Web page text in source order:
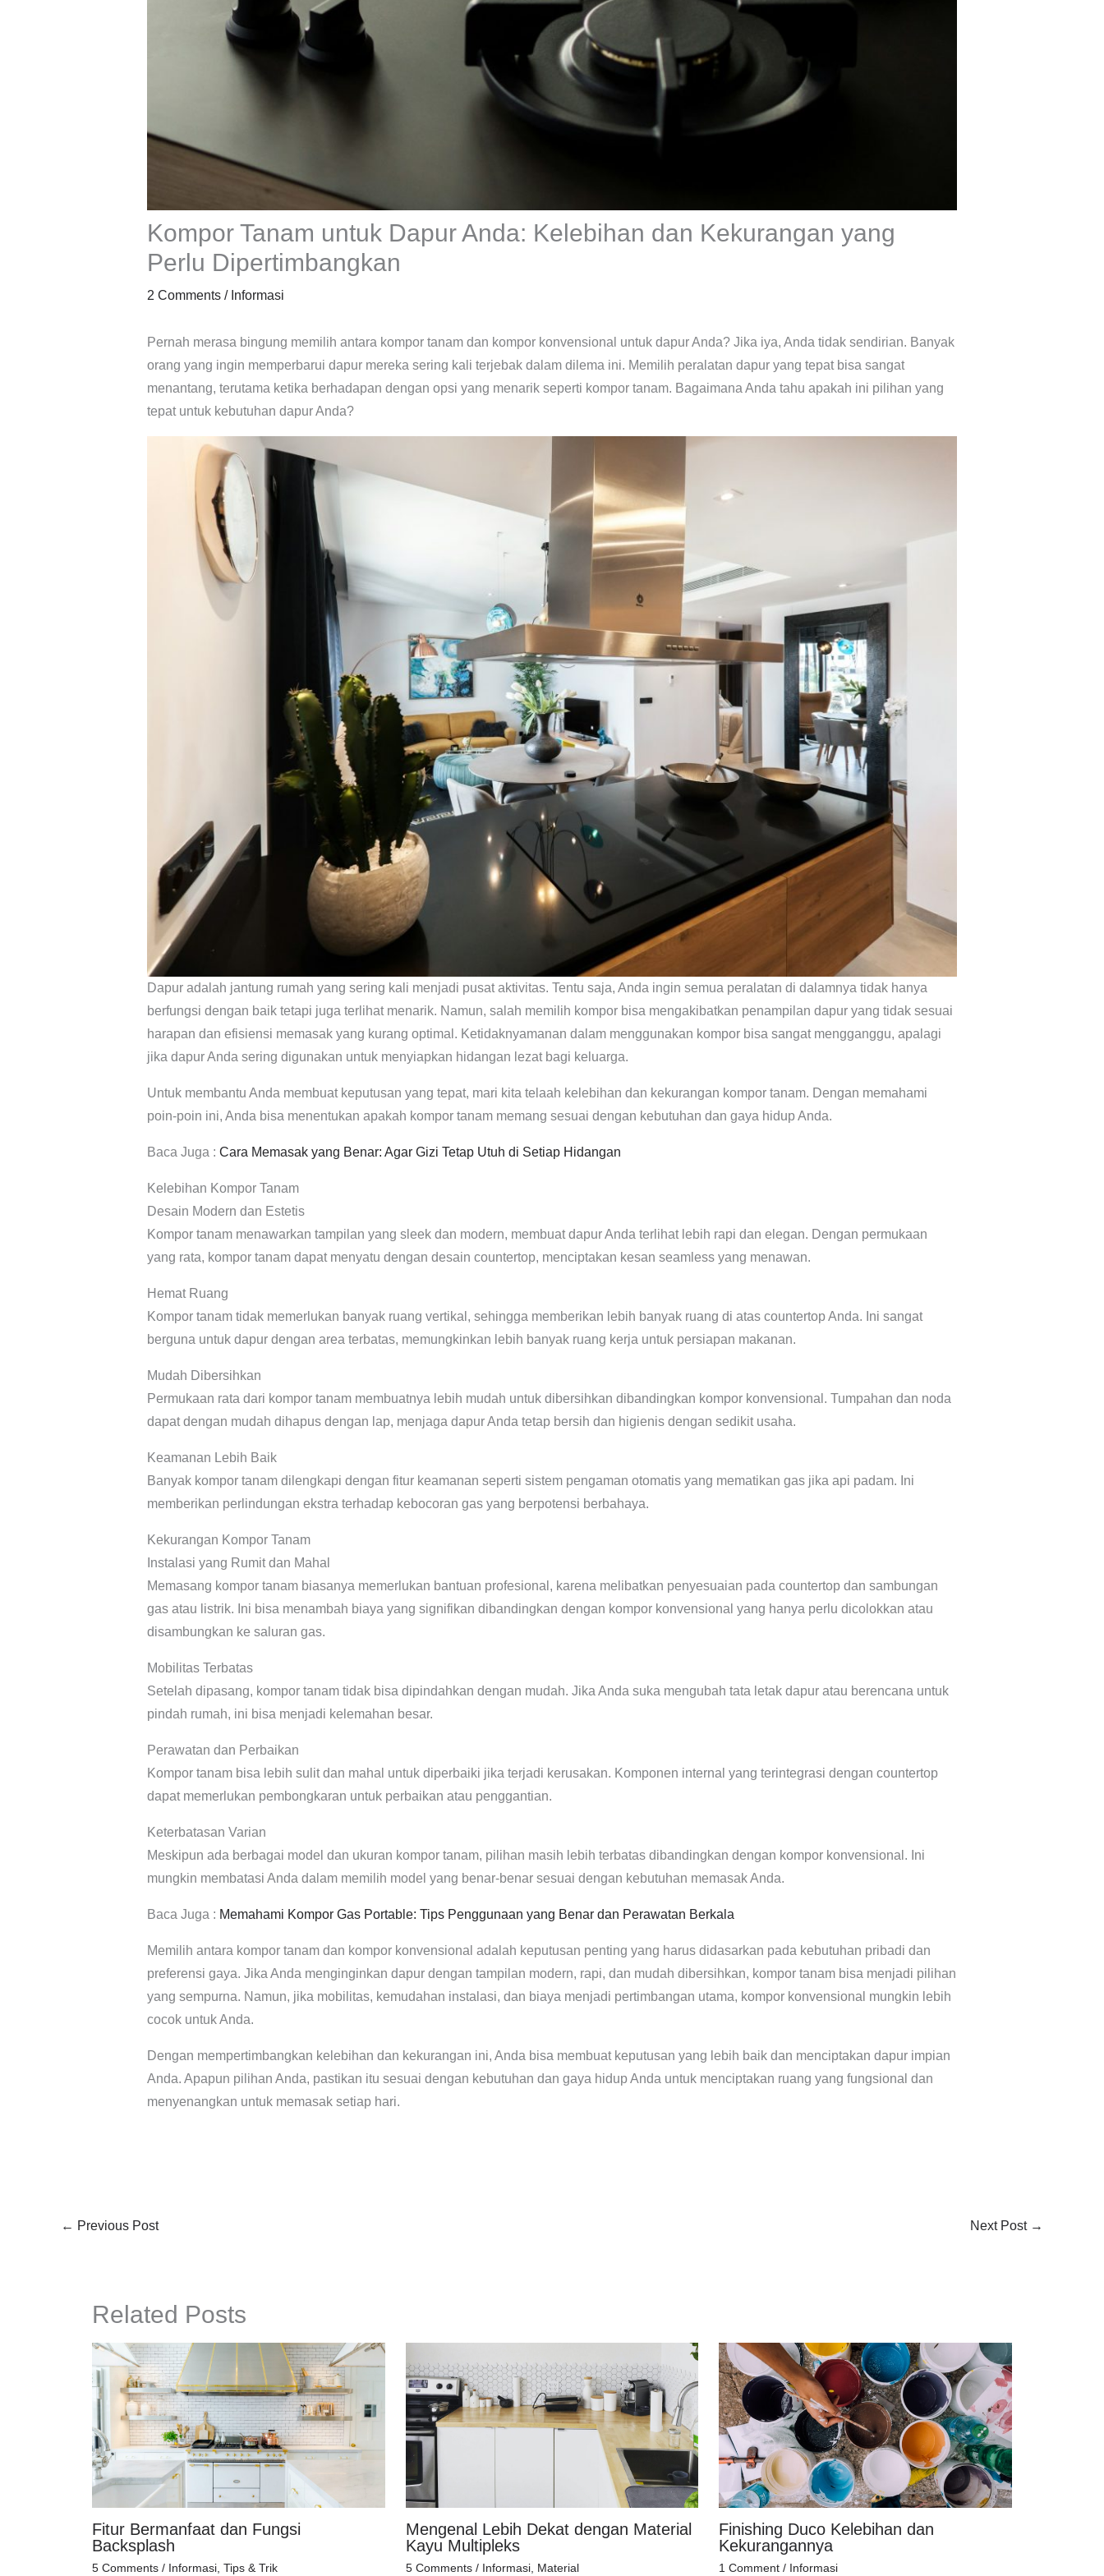
Kompor Tanam untuk Dapur Anda: Kelebihan dan Kekurangan yang
Perlu Dipertimbangkan
2 Comments / Informasi
Pernah merasa bingung memilih antara kompor tanam dan kompor konvensional untuk dapur Anda? Jika iya, Anda tidak sendirian. Banyak
orang yang ingin memperbarui dapur mereka sering kali terjebak dalam dilema ini. Memilih peralatan dapur yang tepat bisa sangat
menantang, terutama ketika berhadapan dengan opsi yang menarik seperti kompor tanam. Bagaimana Anda tahu apakah ini pilihan yang
tepat untuk kebutuhan dapur Anda?
Dapur adalah jantung rumah yang sering kali menjadi pusat aktivitas. Tentu saja, Anda ingin semua peralatan di dalamnya tidak hanya
berfungsi dengan baik tetapi juga terlihat menarik. Namun, salah memilih kompor bisa mengakibatkan penampilan dapur yang tidak sesuai
harapan dan efisiensi memasak yang kurang optimal. Ketidaknyamanan dalam menggunakan kompor bisa sangat mengganggu, apalagi
jika dapur Anda sering digunakan untuk menyiapkan hidangan lezat bagi keluarga.
Untuk membantu Anda membuat keputusan yang tepat, mari kita telaah kelebihan dan kekurangan kompor tanam. Dengan memahami
poin-poin ini, Anda bisa menentukan apakah kompor tanam memang sesuai dengan kebutuhan dan gaya hidup Anda.
Baca Juga : Cara Memasak yang Benar: Agar Gizi Tetap Utuh di Setiap Hidangan
Kelebihan Kompor Tanam
Desain Modern dan Estetis
Kompor tanam menawarkan tampilan yang sleek dan modern, membuat dapur Anda terlihat lebih rapi dan elegan. Dengan permukaan
yang rata, kompor tanam dapat menyatu dengan desain countertop, menciptakan kesan seamless yang menawan.
Hemat Ruang
Kompor tanam tidak memerlukan banyak ruang vertikal, sehingga memberikan lebih banyak ruang di atas countertop Anda. Ini sangat
berguna untuk dapur dengan area terbatas, memungkinkan lebih banyak ruang kerja untuk persiapan makanan.
Mudah Dibersihkan
Permukaan rata dari kompor tanam membuatnya lebih mudah untuk dibersihkan dibandingkan kompor konvensional. Tumpahan dan noda
dapat dengan mudah dihapus dengan lap, menjaga dapur Anda tetap bersih dan higienis dengan sedikit usaha.
Keamanan Lebih Baik
Banyak kompor tanam dilengkapi dengan fitur keamanan seperti sistem pengaman otomatis yang mematikan gas jika api padam. Ini
memberikan perlindungan ekstra terhadap kebocoran gas yang berpotensi berbahaya.
Kekurangan Kompor Tanam
Instalasi yang Rumit dan Mahal
Memasang kompor tanam biasanya memerlukan bantuan profesional, karena melibatkan penyesuaian pada countertop dan sambungan
gas atau listrik. Ini bisa menambah biaya yang signifikan dibandingkan dengan kompor konvensional yang hanya perlu dicolokkan atau
disambungkan ke saluran gas.
Mobilitas Terbatas
Setelah dipasang, kompor tanam tidak bisa dipindahkan dengan mudah. Jika Anda suka mengubah tata letak dapur atau berencana untuk
pindah rumah, ini bisa menjadi kelemahan besar.
Perawatan dan Perbaikan
Kompor tanam bisa lebih sulit dan mahal untuk diperbaiki jika terjadi kerusakan. Komponen internal yang terintegrasi dengan countertop
dapat memerlukan pembongkaran untuk perbaikan atau penggantian.
Keterbatasan Varian
Meskipun ada berbagai model dan ukuran kompor tanam, pilihan masih lebih terbatas dibandingkan dengan kompor konvensional. Ini
mungkin membatasi Anda dalam memilih model yang benar-benar sesuai dengan kebutuhan memasak Anda.
Baca Juga : Memahami Kompor Gas Portable: Tips Penggunaan yang Benar dan Perawatan Berkala
Memilih antara kompor tanam dan kompor konvensional adalah keputusan penting yang harus didasarkan pada kebutuhan pribadi dan
preferensi gaya. Jika Anda menginginkan dapur dengan tampilan modern, rapi, dan mudah dibersihkan, kompor tanam bisa menjadi pilihan
yang sempurna. Namun, jika mobilitas, kemudahan instalasi, dan biaya menjadi pertimbangan utama, kompor konvensional mungkin lebih
cocok untuk Anda.
Dengan mempertimbangkan kelebihan dan kekurangan ini, Anda bisa membuat keputusan yang lebih baik dan menciptakan dapur impian
Anda. Apapun pilihan Anda, pastikan itu sesuai dengan kebutuhan dan gaya hidup Anda untuk menciptakan ruang yang fungsional dan
menyenangkan untuk memasak setiap hari.
← Previous Post Next Post →
Related Posts
Fitur Bermanfaat dan Fungsi
Backsplash
5 Comments / Informasi Tips & Trik
Mengenal Lebih Dekat dengan Material
Kayu Multipleks
5 Comments / Informasi, Material
Finishing Duco Kelebihan dan
Kekurangannya
1 Comment / Informasi